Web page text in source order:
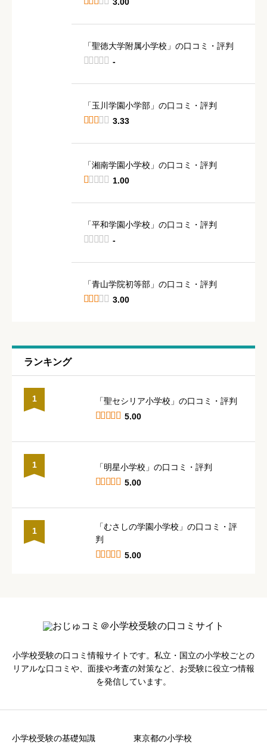
「聖徳大学附属小学校」の口コミ・評判
   -
「玉川学園小学部」の口コミ・評判
  3.33
「湘南学園小学校」の口コミ・評判
   1.00
「平和学園小学校」の口コミ・評判
   -
「青山学院初等部」の口コミ・評判
  3.00
ランキング
1 「聖セシリア小学校」の口コミ・評判
 5.00
1 「明星小学校」の口コミ・評判
 5.00
1
「むさしの学園小学校」の口コミ・評
判
 5.00
小学校受験の口コミ情報サイトです。私立・国立の小学校ごとの
リアルな口コミや、面接や考査の対策など、お受験に役立つ情報
を発信しています。
小学校受験の基礎知識 東京都の小学校